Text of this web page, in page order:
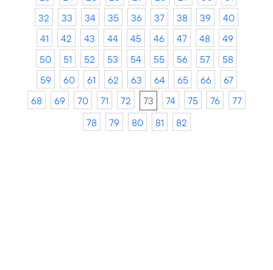
32
33 34 35 36 37 38 39
40
41
42 43 44 45 46 47 48
49
50
51 52 53 54 55 56 57
58
59
60 61 62 63 64 65 66
67
68
69 70 71 72 73 74 75 76
77
78
79 80 81 82